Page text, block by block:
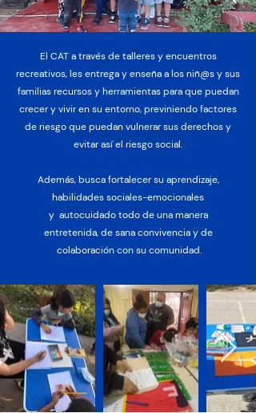
El CAT a través de talleres y encuentros
recreativos, les entrega y enseña a los niñ@s y sus
familias recursos y herramientas para que puedan
crecer y vivir en su entorno, previniendo factores
de riesgo que puedan vulnerar sus derechos y
evitar así el riesgo social.
Además, busca fortalecer su aprendizaje,
habilidades sociales-emocionales
y autocuidado todo de una manera
entretenida, de sana convivencia y de
colaboración con su comunidad.